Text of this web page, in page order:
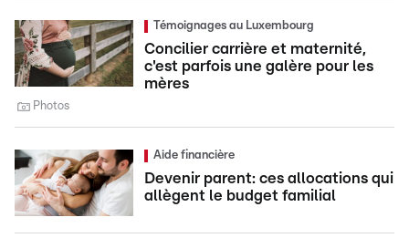
Témoignages au Luxembourg
Concilier carrière et maternité,
c'est parfois une galère pour les
mères
Photos
Aide financière
Devenir parent: ces allocations qui
allègent le budget familial